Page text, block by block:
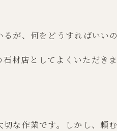
が、何をどうすればいいの
材店としてよくいただきま
な作業です。しかし、頼む